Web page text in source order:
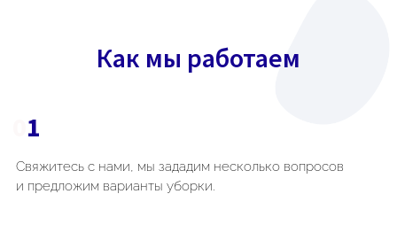
Как мы работаем
1
Свяжитесь с нами, мы зададим несколько вопросов
и предложим варианты уборки.